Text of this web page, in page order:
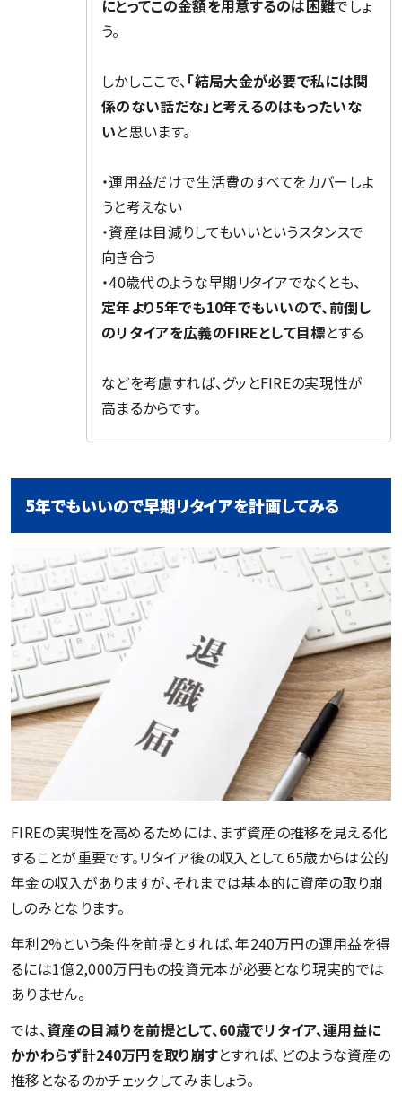
にとってこの金額を用意するのは困難でしょ
う。
しかしここで、 「結局大金が必要で私には関
係のない話だな」と考えるのはもったいな
いと思います。
・運用益だけで生活費のすべてをカバーしよ
うと考えない
・資産は目減りしてもいいというスタンスで
向き合う
・40歳代のような早期リタイアでなくとも、
定年より5年でも10年でもいいので、前倒し
のリタイアを広義のFIREとして目標とする
などを考慮すれば、グッとFIREの実現性が
高まるからです。
5年でもいいので早期リタイアを計画してみる
FIREの実現性を高めるためには、まず資産の推移を見える化
することが重要です。リタイア後の収入として65歳からは公的
年金の収入がありますが、それまでは基本的に資産の取り崩
しのみとなります。
年利2%という条件を前提とすれば、年240万円の運用益を得
るには1億2,000万円もの投資元本が必要となり現実的では
ありません。
では、資産の目減りを前提として、60歳でリタイア、運用益に
かかわらず計240万円を取り崩すとすれば、どのような資産の
推移となるのかチェックしてみましょう。